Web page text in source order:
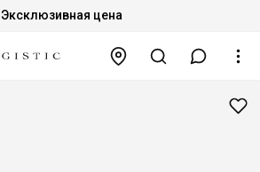
Эксклюзивная цена